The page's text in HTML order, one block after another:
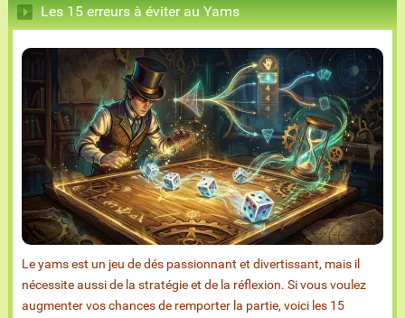
Les 15 erreurs à éviter au Yams
Le yams est un jeu de dés passionnant et divertissant, mais il
nécessite aussi de la stratégie et de la réflexion. Si vous voulez
augmenter vos chances de remporter la partie, voici les 15